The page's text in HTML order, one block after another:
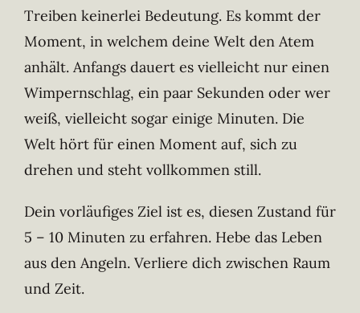
Treiben keinerlei Bedeutung. Es kommt der
Moment, in welchem deine Welt den Atem
anhält. Anfangs dauert es vielleicht nur einen
Wimpernschlag, ein paar Sekunden oder wer
weiß, vielleicht sogar einige Minuten. Die
Welt hört für einen Moment auf, sich zu
drehen und steht vollkommen still.
Dein vorläufiges Ziel ist es, diesen Zustand für
5 – 10 Minuten zu erfahren. Hebe das Leben
aus den Angeln. Verliere dich zwischen Raum
und Zeit.